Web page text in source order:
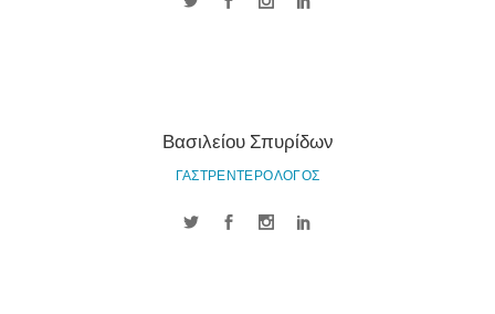
Βασιλείου Σπυρίδων
ΓΑΣΤΡΕΝΤΕΡΟΛΟΓΟΣ